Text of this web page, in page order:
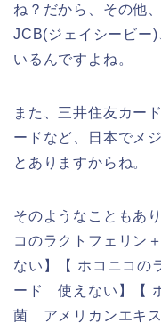
ね？だから、その他
JCB(ジェイシービー
いるんですよね。
また、三井住友カー
ードなど、日本でメ
とありますからね。
そのようなこともあ
コのラクトフェリン
ない】【 ホコニコ
ード 使えない】【
菌 アメリカンエキ